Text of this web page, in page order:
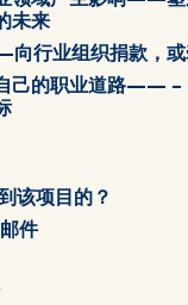
未来
行业组织捐款，或
己的职业道路—— –
该项目的？
件